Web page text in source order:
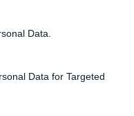
Data.
Data for Targeted
Povilas
ir daugybę kitų
Vonnegutas,